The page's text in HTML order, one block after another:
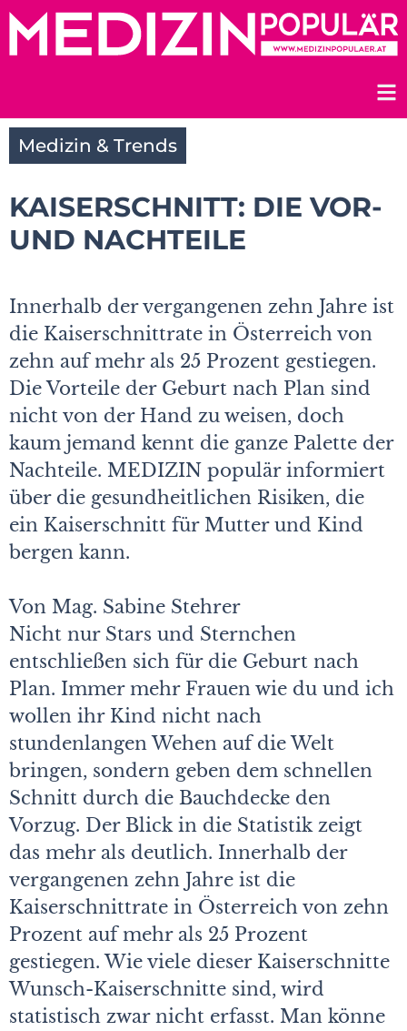
Zum
Inhalt
Medizin & Trends
KAISERSCHNITT: DIE VOR-
UND NACHTEILE
Innerhalb der vergangenen zehn Jahre ist
die Kaiserschnittrate in Österreich von
zehn auf mehr als 25 Prozent gestiegen.
Die Vorteile der Geburt nach Plan sind
nicht von der Hand zu weisen, doch
kaum jemand kennt die ganze Palette der
Nachteile. MEDIZIN populär informiert
über die gesundheitlichen Risiken, die
ein Kaiserschnitt für Mutter und Kind
bergen kann.
Von Mag. Sabine Stehrer
Nicht nur Stars und Sternchen
entschließen sich für die Geburt nach
Plan. Immer mehr Frauen wie du und ich
wollen ihr Kind nicht nach
stundenlangen Wehen auf die Welt
bringen, sondern geben dem schnellen
Schnitt durch die Bauchdecke den
Vorzug. Der Blick in die Statistik zeigt
das mehr als deutlich. Innerhalb der
vergangenen zehn Jahre ist die
Kaiserschnittrate in Österreich von zehn
Prozent auf mehr als 25 Prozent
gestiegen. Wie viele dieser Kaiserschnitte
Wunsch-Kaiserschnitte sind, wird
statistisch zwar nicht erfasst. Man könne